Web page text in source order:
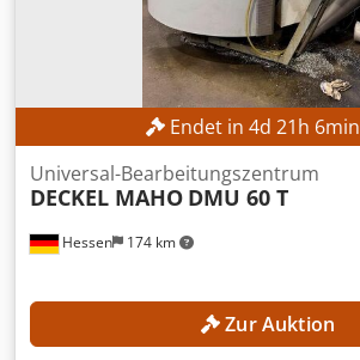
Endet in 4d 21h 5min
Hessen 174 km
Universal-Bearbeitungszentrum
DECKEL MAHO DMU 60 T
Zur Auktion